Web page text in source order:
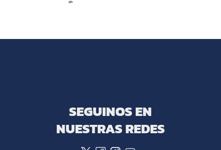
SEGUINOS EN
NUESTRAS REDES